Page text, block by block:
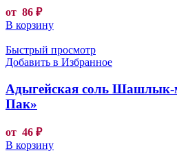
от 86 ₽
В корзину
Быстрый просмотр
Добавить в Избранное
Адыгейская соль
Пак»
от 46 ₽
В корзину